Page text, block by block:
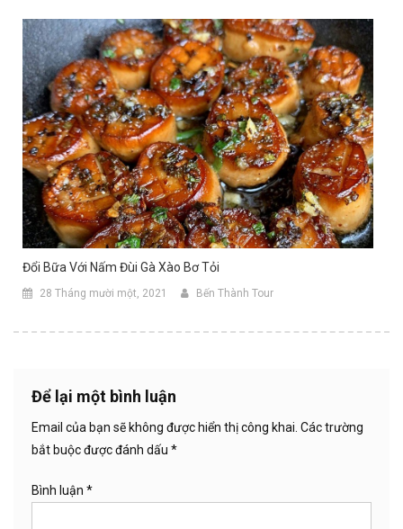
Đổi Bữa Với Nấm Đùi Gà Xào Bơ Tỏi
28 Tháng mười một, 2021 Bến Thành Tour
Để lại một bình luận
Email của bạn sẽ không được hiển thị công khai. Các trường
bắt buộc được đánh dấu *
Bình luận *